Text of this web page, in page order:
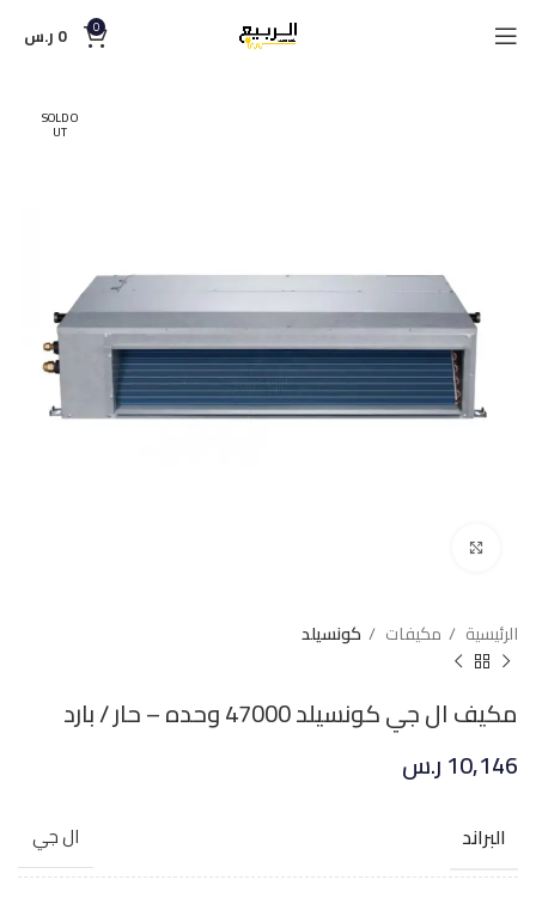
0
0 ر.س
SOLD O
UT
الرئيسية مكيفات كونسيلد
مكيف ال جي كونسيلد 47000 وحده – حار / بارد
10,146ر.س
البراند ال جي